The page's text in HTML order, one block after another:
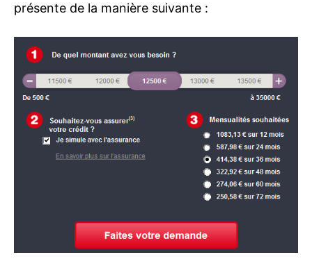
présente de la manière suivante :